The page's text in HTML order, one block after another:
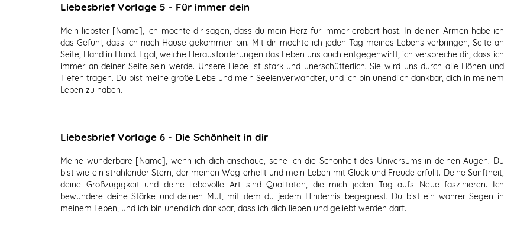
Liebesbrief Vorlage 5 - Für immer dein
Mein liebster [Name], ich möchte dir sagen, dass du mein Herz für immer erobert hast. In deinen Armen habe ich
das Gefühl, dass ich nach Hause gekommen bin. Mit dir möchte ich jeden Tag meines Lebens verbringen, Seite an
Seite, Hand in Hand. Egal, welche Herausforderungen das Leben uns auch entgegenwirft, ich verspreche dir, dass ich
immer an deiner Seite sein werde. Unsere Liebe ist stark und unerschütterlich. Sie wird uns durch alle Höhen und
Tiefen tragen. Du bist meine große Liebe und mein Seelenverwandter, und ich bin unendlich dankbar, dich in meinem
Leben zu haben.
Liebesbrief Vorlage 6 - Die Schönheit in dir
Meine wunderbare [Name], wenn ich dich anschaue, sehe ich die Schönheit des Universums in deinen Augen. Du
bist wie ein strahlender Stern, der meinen Weg erhellt und mein Leben mit Glück und Freude erfüllt. Deine Sanftheit,
deine Großzügigkeit und deine liebevolle Art sind Qualitäten, die mich jeden Tag aufs Neue faszinieren. Ich
bewundere deine Stärke und deinen Mut, mit dem du jedem Hindernis begegnest. Du bist ein wahrer Segen in
meinem Leben, und ich bin unendlich dankbar, dass ich dich lieben und geliebt werden darf.